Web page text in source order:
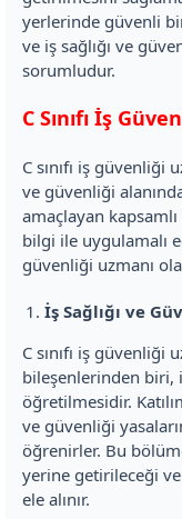
yerlerinde güvenli
ve iş sağlığı ve
sorumludur.
C Sınıfı İş
C sınıfı iş güvenliği
ve güvenliği
amaçlayan
bilgi ile uygulamalı
güvenliği uzmanı
İş Sağlığı ve
C sınıfı iş güvenliği
bileşenlerinden biri,
öğretilmesidir.
ve güvenliği
öğrenirler. Bu
yerine getirileceği
ele alınır.